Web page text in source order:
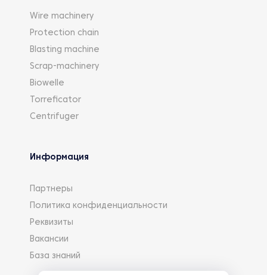
Wire machinery
Protection chain
Blasting machine
Scrap-machinery
Biowelle
Torreficator
Centrifuger
Информация
Партнеры
Политика конфиденциальности
Реквизиты
Вакансии
База знаний